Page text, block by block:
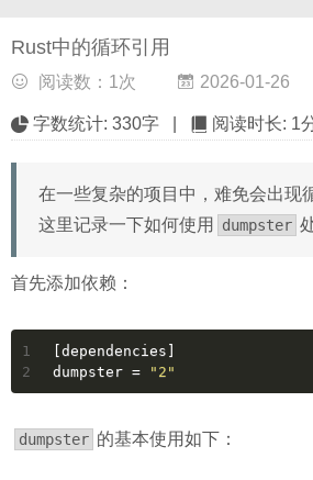
Rust中的循环引用
阅读数： 1 次 2026-01-26
字数统计: 330字 阅读时长: 1
在一些复杂的项目中，难免会出现
这里记录一下如何使用
dumpster
首先添加依赖：
1
2
[dependencies]
dumpster = "2"
dumpster 的基本使用如下：